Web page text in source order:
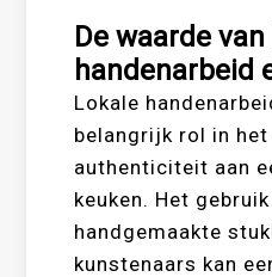
De waarde
handenarbeid
Lokale
belangrijk rol in het
authenticiteit aan
keuken. Het gebruik
handgemaakte
kunstenaars kan